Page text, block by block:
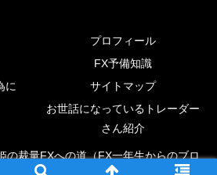
プロフィール
FX予備知識
に
サイトマップ
お世話になっているトレーダー
さん紹介
裁量FXへの道（FX一年生からのブロ